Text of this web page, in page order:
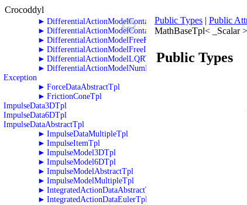
Crocoddyl
►
► DifferentialActionModelContactFwdDynamicsTpl
► DifferentialActionModelContactInvDynamicsTpl
► DifferentialActionModelFreeFwdDynamicsTpl
► DifferentialActionModelFreeInvDynamicsTpl
► DifferentialActionModelLQRTpl
► DifferentialActionModelNumDiffTpl
Exception
► ForceDataAbstractTpl
► FrictionConeTpl
ImpulseData3DTpl
ImpulseData6DTpl
ImpulseDataAbstractTpl
► ImpulseDataMultipleTpl
► ImpulseItemTpl
► ImpulseModel3DTpl
► ImpulseModel6DTpl
► ImpulseModelAbstractTpl
► ImpulseModelMultipleTpl
► IntegratedActionDataAbstractTpl
► IntegratedActionDataEulerTpl
Public Types | Public
MathBaseTpl< _Scalar
Public Types